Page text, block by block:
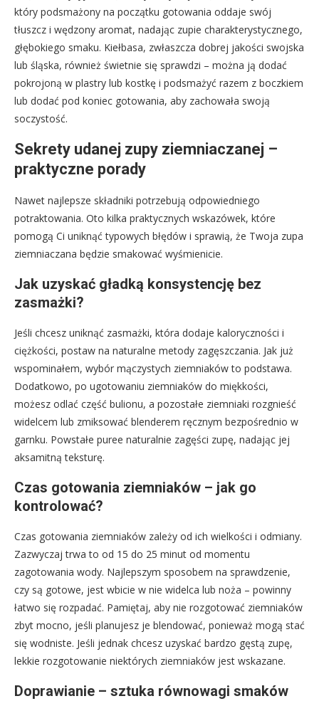
który podsmażony na początku gotowania oddaje swój
tłuszcz i wędzony aromat, nadając zupie charakterystycznego,
głębokiego smaku. Kiełbasa, zwłaszcza dobrej jakości swojska
lub śląska, również świetnie się sprawdzi – można ją dodać
pokrojoną w plastry lub kostkę i podsmażyć razem z boczkiem
lub dodać pod koniec gotowania, aby zachowała swoją
soczystość.
Sekrety udanej zupy ziemniaczanej –
praktyczne porady
Nawet najlepsze składniki potrzebują odpowiedniego
potraktowania. Oto kilka praktycznych wskazówek, które
pomogą Ci uniknąć typowych błędów i sprawią, że Twoja zupa
ziemniaczana będzie smakować wyśmienicie.
Jak uzyskać gładką konsystencję bez
zasmażki?
Jeśli chcesz uniknąć zasmażki, która dodaje kaloryczności i
ciężkości, postaw na naturalne metody zagęszczania. Jak już
wspominałem, wybór mączystych ziemniaków to podstawa.
Dodatkowo, po ugotowaniu ziemniaków do miękkości,
możesz odlać część bulionu, a pozostałe ziemniaki rozgnieść
widelcem lub zmiksować blenderem ręcznym bezpośrednio w
garnku. Powstałe puree naturalnie zagęści zupę, nadając jej
aksamitną teksturę.
Czas gotowania ziemniaków – jak go
kontrolować?
Czas gotowania ziemniaków zależy od ich wielkości i odmiany.
Zazwyczaj trwa to od 15 do 25 minut od momentu
zagotowania wody. Najlepszym sposobem na sprawdzenie,
czy są gotowe, jest wbicie w nie widelca lub noża – powinny
łatwo się rozpadać. Pamiętaj, aby nie rozgotować ziemniaków
zbyt mocno, jeśli planujesz je blendować, ponieważ mogą stać
się wodniste. Jeśli jednak chcesz uzyskać bardzo gęstą zupę,
lekkie rozgotowanie niektórych ziemniaków jest wskazane.
Doprawianie – sztuka równowagi smaków